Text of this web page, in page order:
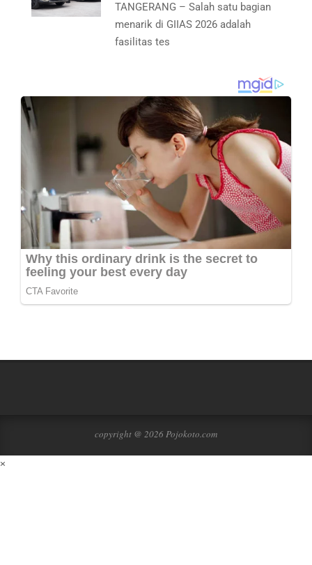
TANGERANG – Salah satu bagian
menarik di GIIAS 2026 adalah
fasilitas tes
copyright @ 2026 Pojokoto.com
×